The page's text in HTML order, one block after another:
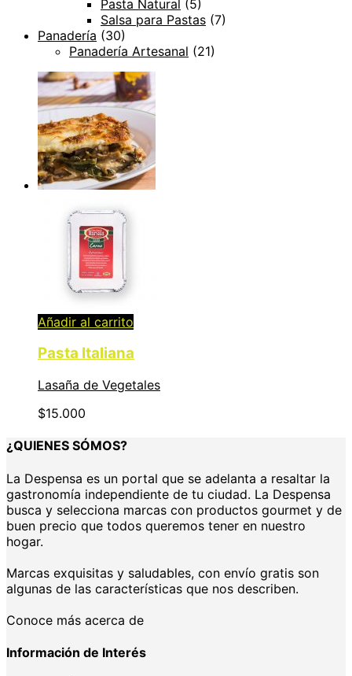
Pasta Natural (5)
Salsa para Pastas (7)
Panadería (30)
Panadería Artesanal (21)
Añadir al carrito
Pasta Italiana
Lasaña de Vegetales
$15.000
¿QUIENES SÓMOS?
La Despensa es un portal que se adelanta a resaltar la
gastronomía independiente de tu ciudad. La Despensa
busca y selecciona marcas con productos gourmet y de
buen precio que todos queremos tener en nuestro
hogar.
Marcas exquisitas y saludables, con envío gratis son
algunas de las características que nos describen.
Conoce más acerca de
Información de Interés